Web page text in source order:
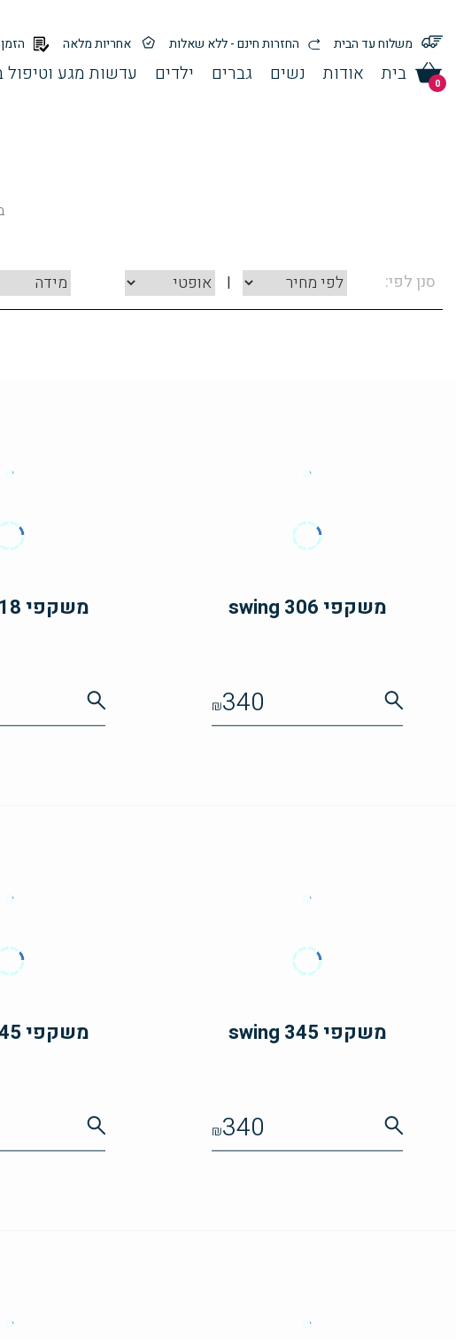
משלוח עד הבית החזרות חינם - ללא שאלות אחריות מלאה
0 בית אודות נשים גברים ילדים עדשות מגע וטיפול
סנן לפי: |
משקפי swing 306
₪340
משקפי swing 318
משקפי swing 345
₪340
משקפי swing 345